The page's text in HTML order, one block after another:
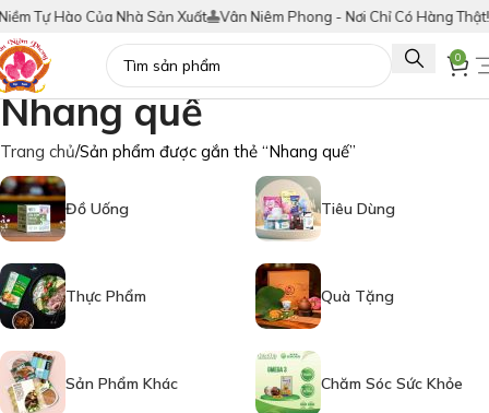
Tự Hào Của Nhà Sản Xuất Vân Niêm Phong - Nơi Chỉ Có Hàng Thật!
0
Nhang quế
Trang chủ Sản phẩm được gắn thẻ “Nhang quế”
Đồ Uống Tiêu Dùng
Thực Phẩm Quà Tặng
Sản Phẩm Khác Chăm Sóc Sức Khỏe